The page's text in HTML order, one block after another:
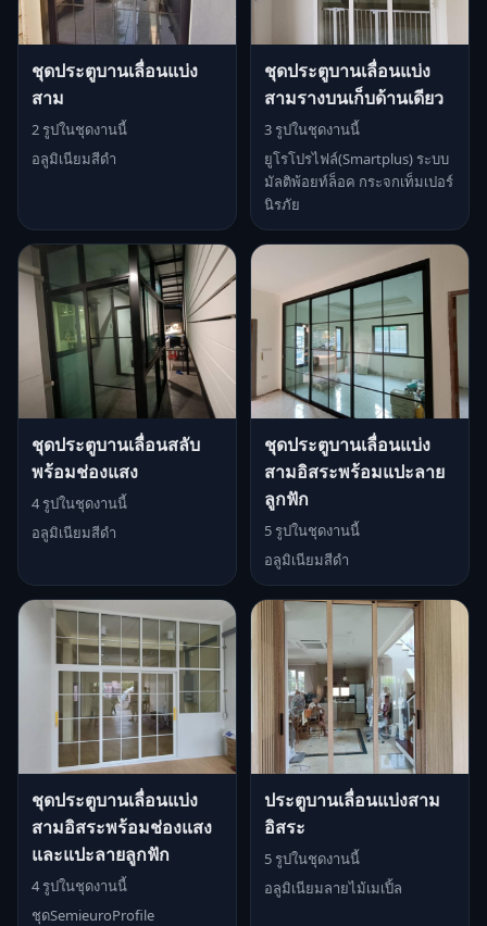
ชุดประตูบานเลื่อนแบ่ง
สาม
2 รูปในชุดงานนี้
อลูมิเนียมสีดำ
ชุดประตูบานเลื่อนแบ่ง
สามรางบนเก็บด้านเดียว
3 รูปในชุดงานนี้
ยูโรโปรไฟล์(Smartplus) ระบบ
มัลติพ้อยท์ล็อค กระจกเท็มเปอร์
นิรภัย
ชุดประตูบานเลื่อนสลับ
พร้อมช่องแสง
4 รูปในชุดงานนี้
อลูมิเนียมสีดำ
ชุดประตูบานเลื่อนแบ่ง
สามอิสระพร้อมแปะลาย
ลูกฟัก
5 รูปในชุดงานนี้
อลูมิเนียมสีดำ
ชุดประตูบานเลื่อนแบ่ง
สามอิสระพร้อมช่องแสง
และแปะลายลูกฟัก
4 รูปในชุดงานนี้
ชุดSemieuroProfile
ประตูบานเลื่อนแบ่งสาม
อิสระ
5 รูปในชุดงานนี้
อลูมิเนียมลายไม้เมเปิ้ล